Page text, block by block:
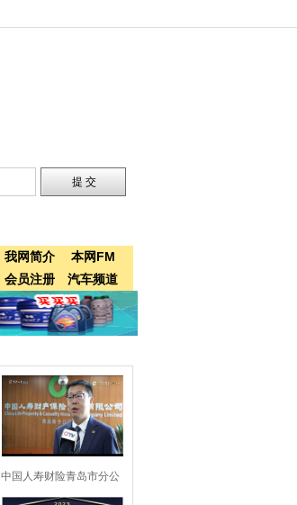
本网FM
我网简介
汽车频道
会员注册
中国人寿财险青岛市分公